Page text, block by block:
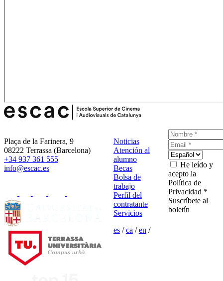
Plaça de la Farinera, 9
08222 Terrassa (Barcelona)
+34 937 361 555
info@escac.es
Noticias
Atención al
alumno
Becas
Bolsa de
trabajo
Perfil del
contratante
Servicios
es/ca /en /
He leído y
acepto la
Política de
Privacidad *
Suscríbete al
boletín